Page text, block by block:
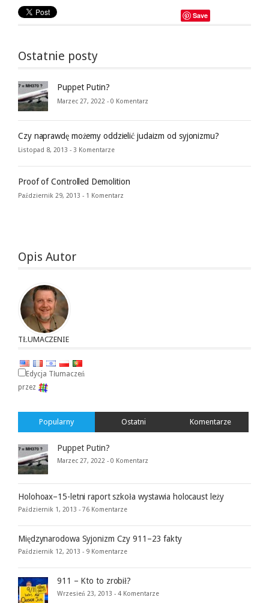
Save
Ostatnie posty
Puppet Putin?
Marzec 27, 2022 - 0 Komentarz
Czy naprawdę możemy oddzielić judaizm od syjonizmu?
Listopad 8, 2013 - 3 Komentarze
Proof of Controlled Demolition
Październik 29, 2013 - 1 Komentarz
Opis Autor
TŁUMACZENIE
Edycja Tłumaczeń
przez
Popularny Ostatni Komentarze
Puppet Putin?
Marzec 27, 2022 - 0 Komentarz
Holohoax–15-letni raport szkoła wystawia holocaust leży
Październik 1, 2013 - 76 Komentarze
Międzynarodowa Syjonizm Czy 911–23 fakty
Październik 12, 2013 - 9 Komentarze
911 – Kto to zrobił?
Wrzesień 23, 2013 - 4 Komentarze